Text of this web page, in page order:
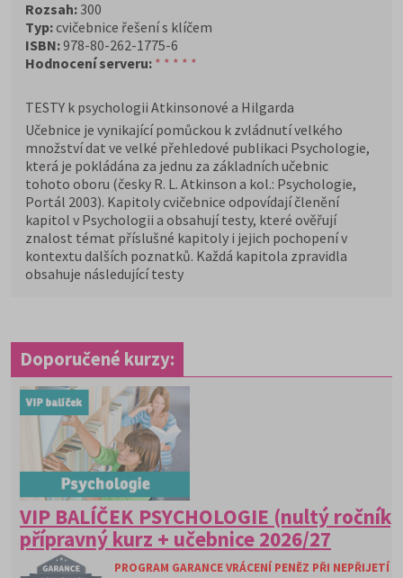
Rozsah: 300
Typ:cvičebnice řešení s klíčem
ISBN:978-80-262-1775-6
Hodnocení serveru: * * * * *
TESTY k psychologii Atkinsonové a Hilgarda
Učebnice je vynikající pomůckou k zvládnutí velkého
množství dat ve velké přehledové publikaci Psychologie,
která je pokládána za jednu za základních učebnic
tohoto oboru (česky R. L. Atkinson a kol.: Psychologie,
Portál 2003). Kapitoly cvičebnice odpovídají členění
kapitol v Psychologii a obsahují testy, které ověřují
znalost témat příslušné kapitoly i jejich pochopení v
kontextu dalších poznatků. Každá kapitola zpravidla
obsahuje následující testy
Doporučené kurzy:
VIP BALÍČEK PSYCHOLOGIE (nultý ročník)
přípravný kurz + učebnice 2026/27
PROGRAM GARANCE VRÁCENÍ PENĚZ PŘI NEPŘIJETÍ